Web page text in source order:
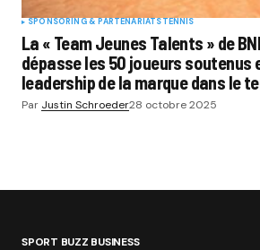
SPONSORING & PARTENARIATSTENNIS
La « Team Jeunes Talents » de
dépasse les 50 joueurs soutenus
leadership de la marque dans le
Par Justin Schroeder28 octobre 2025
SPORT BUZZ BUSINESS